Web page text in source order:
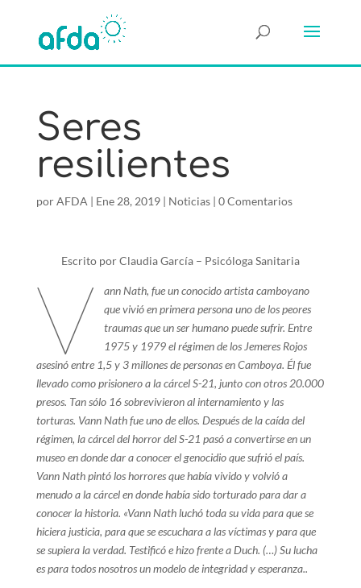
Seres
resilientes
porAFDA | Ene 28, 2019| Noticias| 0 Comentarios
Escrito por Claudia García – Psicóloga Sanitaria
V
ann Nath, fue un conocido artista camboyano
que vivió en primera persona uno de los peores
traumas que un ser humano puede sufrir. Entre
1975 y 1979 el régimen de los Jemeres Rojos
asesinó entre 1,5 y 3 millones de personas en Camboya. Él fue
llevado como prisionero a la cárcel S-21, junto con otros 20.000
presos. Tan sólo 16 sobrevivieron al internamiento y las
torturas. Vann Nath fue uno de ellos. Después de la caída del
régimen, la cárcel del horror del S-21 pasó a convertirse en un
museo en donde dar a conocer el genocidio que sufrió el país.
Vann Nath pintó los horrores que había vivido y volvió a
menudo a la cárcel en donde había sido torturado para dar a
conocer la historia. «Vann Nath luchó toda su vida para que se
hiciera justicia, para que se escuchara a las víctimas y para que
se supiera la verdad. Testificó e hizo frente a Duch. (…) Su lucha
es para todos nosotros un modelo de integridad y esperanza..